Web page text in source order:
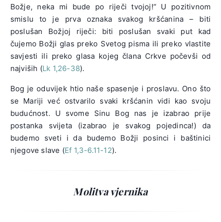
Božje, neka mi bude po riječi tvojoj!“ U pozitivnom
smislu to je prva oznaka svakog kršćanina – biti
poslušan Božjoj riječi: biti poslušan svaki put kad
čujemo Božji glas preko Svetog pisma ili preko vlastite
savjesti ili preko glasa kojeg člana Crkve počevši od
najviših (Lk 1,26-38).
Bog je oduvijek htio naše spasenje i proslavu. Ono što
se Mariji već ostvarilo svaki kršćanin vidi kao svoju
budućnost. U svome Sinu Bog nas je izabrao prije
postanka svijeta (izabrao je svakog pojedinca!) da
budemo sveti i da budemo Božji posinci i baštinici
njegove slave (Ef 1,3-6.11-12).
Molitva vjernika